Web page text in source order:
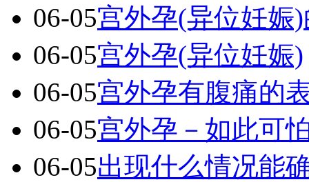
06-05宫外孕(异位妊娠
06-05宫外孕(异位妊娠)
06-05宫外孕有腹痛的
06-05宫外孕－如此可
06-05出现什么情况能